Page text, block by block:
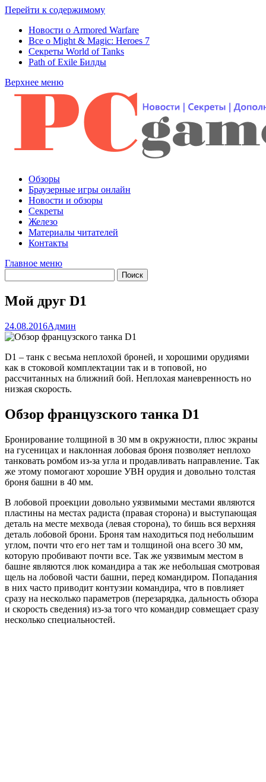
Перейти к содержимому
Новости о Armored Warfare
Все о Might & Magic: Heroes 7
Секреты World of Tanks
Path of Exile Билды
Верхнее меню
Обзоры
Браузерные игры онлайн
Новости и обзоры
Секреты
Железо
Материалы читателей
Контакты
Главное меню
Мой друг D1
24.08.2016Админ
D1 – танк с весьма неплохой броней, и хорошими орудиями
как в стоковой комплектации так и в топовой, но
рассчитанных на ближний бой. Неплохая маневренность но
низкая скорость.
Обзор французского танка D1
Бронирование толщиной в 30 мм в окружности, плюс экраны
на гусеницах и наклонная лобовая броня позволяет неплохо
танковать ромбом из-за угла и продавливать направление. Так
же этому помогают хорошие УВН орудия и довольно толстая
броня башни в 40 мм.
В лобовой проекции довольно уязвимыми местами являются
пластины на местах радиста (правая сторона) и выступающая
деталь на месте мехвода (левая сторона), то бишь вся верхняя
деталь лобовой брони. Броня там находиться под небольшим
углом, почти что его нет там и толщиной она всего 30 мм,
которую пробивают почти все. Так же уязвимым местом в
башне являются люк командира а так же небольшая смотровая
щель на лобовой части башни, перед командиром. Попадания
в них часто приводит контузии командира, что в повлияет
сразу на несколько параметров (перезарядка, дальность обзора
и скорость сведения) из-за того что командир совмещает сразу
несколько специальностей.